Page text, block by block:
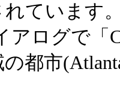
れていま
アログで
の都市